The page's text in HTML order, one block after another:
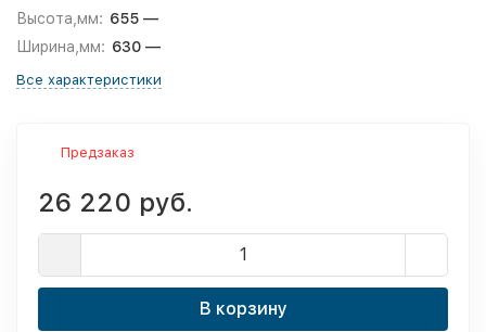
Высота,мм: 655 —
Ширина,мм: 630 —
Все характеристики
Предзаказ
26 220 руб.
В корзину